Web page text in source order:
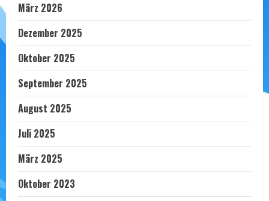
März 2026
Dezember 2025
Oktober 2025
September 2025
August 2025
Juli 2025
März 2025
Oktober 2023